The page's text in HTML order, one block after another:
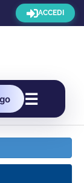
ACCEDI
☰